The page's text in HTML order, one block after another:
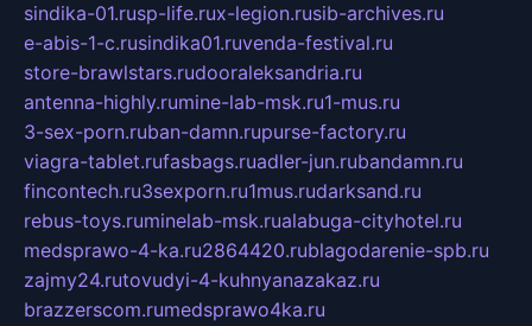
sindika-01.rusp-life.rux-legion.rusib-archives.ru
e-abis-1-c.rusindika01.ruvenda-festival.ru
store-brawlstars.rudooraleksandria.ru
antenna-highly.rumine-lab-msk.ru1-mus.ru
3-sex-porn.ruban-damn.rupurse-factory.ru
viagra-tablet.rufasbags.ruadler-jun.rubandamn.ru
fincontech.ru3sexporn.ru1mus.rudarksand.ru
rebus-toys.ruminelab-msk.rualabuga-cityhotel.ru
medsprawo-4-ka.ru2864420.rublagodarenie-spb.ru
zajmy24.rutovudyi-4-kuhnyanazakaz.ru
brazzerscom.rumedsprawo4ka.ru